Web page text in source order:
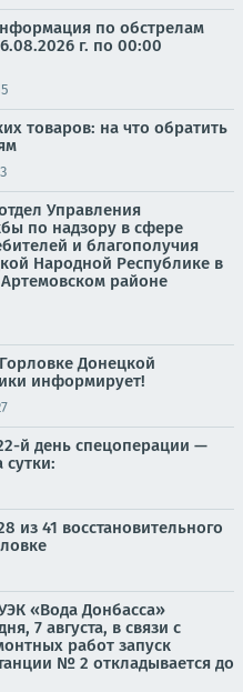
по обстрелам
г. по 00:00
товаров: на что обратить
Управления
по надзору в сфере
и благополучия
Народной Республике в
районе
Донецкой
информирует!
й день спецоперации —
сутки:
из 41 восстановительного
«Вода Донбасса»
7 августа, в связи с
работ запуск
№ 2 откладывается до